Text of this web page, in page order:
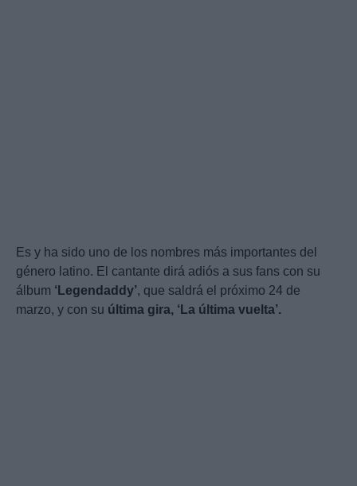
Es y ha sido uno de los nombres más importantes del
género latino. El cantante dirá adiós a sus fans con su
álbum ‘Legendaddy’, que saldrá el próximo 24 de
marzo, y con su última gira, ‘La última vuelta’.